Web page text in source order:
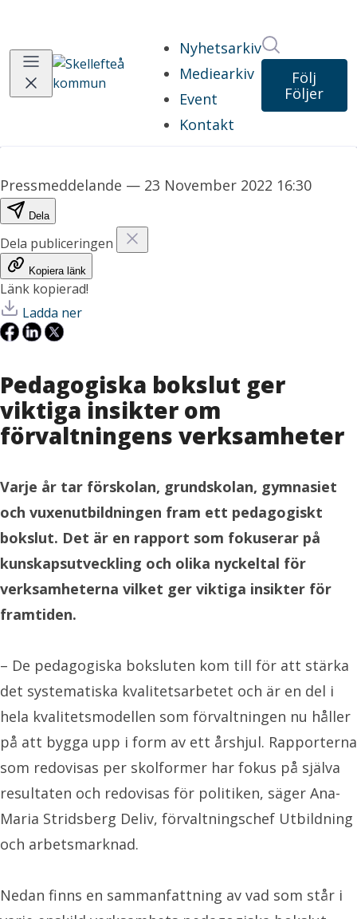
Nyhetsarkiv
Mediearkiv
Event
Kontakt
Följ
Följer
Pressmeddelande — 23 November 2022 16:30
Dela
Dela publiceringen
Kopiera länk
Länk kopierad!
Ladda ner
Pedagogiska bokslut ger
viktiga insikter om
förvaltningens verksamheter
Varje år tar förskolan, grundskolan, gymnasiet
och vuxenutbildningen fram ett pedagogiskt
bokslut. Det är en rapport som fokuserar på
kunskapsutveckling och olika nyckeltal för
verksamheterna vilket ger viktiga insikter för
framtiden.
– De pedagogiska boksluten kom till för att stärka
det systematiska kvalitetsarbetet och är en del i
hela kvalitetsmodellen som förvaltningen nu håller
på att bygga upp i form av ett årshjul. Rapporterna
som redovisas per skolformer har fokus på själva
resultaten och redovisas för politiken, säger Ana-
Maria Stridsberg Deliv, förvaltningschef Utbildning
och arbetsmarknad.
Nedan finns en sammanfattning av vad som står i